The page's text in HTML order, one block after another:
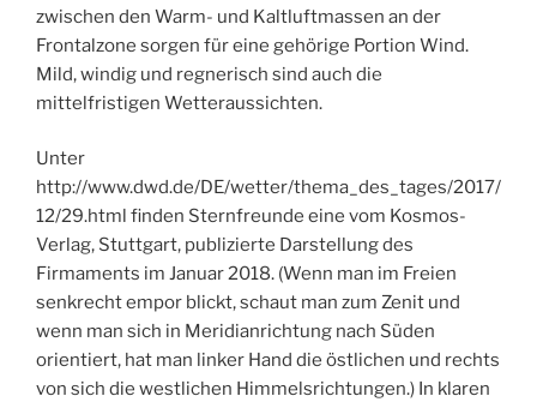
zwischen den Warm- und Kaltluftmassen an der
Frontalzone sorgen für eine gehörige Portion Wind.
Mild, windig und regnerisch sind auch die
mittelfristigen Wetteraussichten.
Unter
http://www.dwd.de/DE/wetter/thema_des_tages/2017/
12/29.html finden Sternfreunde eine vom Kosmos-
Verlag, Stuttgart, publizierte Darstellung des
Firmaments im Januar 2018. (Wenn man im Freien
senkrecht empor blickt, schaut man zum Zenit und
wenn man sich in Meridianrichtung nach Süden
orientiert, hat man linker Hand die östlichen und rechts
von sich die westlichen Himmelsrichtungen.) In klaren